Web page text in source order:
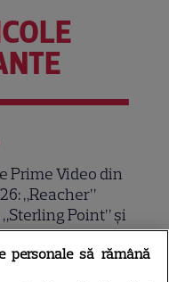
Prime Video din
„Reacher”
Point” și
neratat
personale să rămână